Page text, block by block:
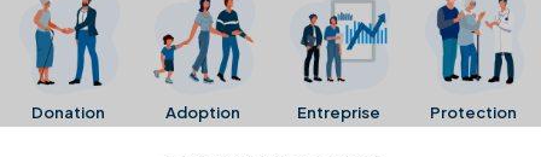
Donation Adoption Entreprise Protection